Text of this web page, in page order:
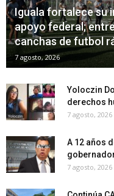
Iguala fortalece su
apoyo federal;
canchas de futbol
7 agosto, 2026
Yoloczin
derechos
7 agosto, 2026
A 12 años
7 agosto, 2026